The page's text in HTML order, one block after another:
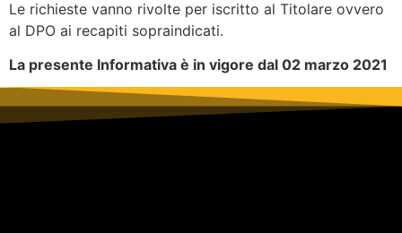
Le richieste vanno rivolte per iscritto al Titolare ovvero
al DPO ai recapiti sopraindicati.
La presente Informativa è in vigore dal 02 marzo 2021